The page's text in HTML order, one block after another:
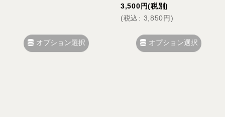
オプション選択
3,500 円(税別)
(税込 : 3,850円)
オプション選択